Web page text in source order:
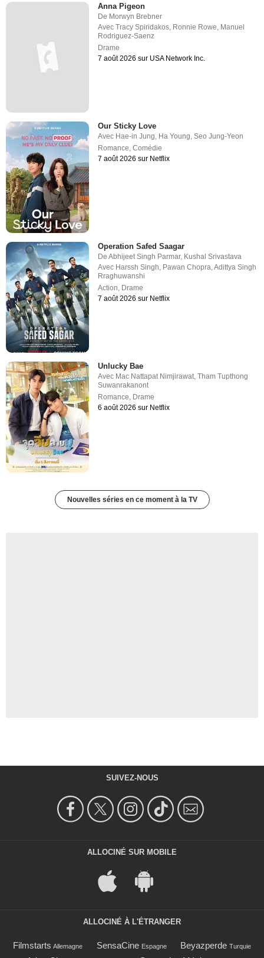
Anna Pigeon
De Morwyn Brebner
AvecTracy Spiridakos, Ronnie Rowe, Manuel
Rodriguez-Saenz
Drame
7 août 2026 sur USA Network Inc.
Our Sticky Love
Avec Hae-in Jung, Ha Young,Seo Jung-Yeon
Romance,Comédie
7 août 2026 sur Netflix
Operation Safed Saagar
DeAbhijeet Singh Parmar, Kushal Srivastava
Avec Harssh Singh Pawan Chopra ,Adittya Singh
Rraghuwanshi
Action Drame
7 août 2026 sur Netflix
Unlucky Bae
Avec Mac Nattapat Nimjirawat,Tham Tupthong
Suwanrakanont
Romance, Drame
6 août 2026 sur Netflix
Nouvelles séries en ce moment à la TV
SUIVEZ-NOUS
ALLOCINÉ SUR MOBILE
ALLOCINÉ À L'ÉTRANGER
Filmstarts Allemagne SensaCine Espagne Beyazperde Turquie